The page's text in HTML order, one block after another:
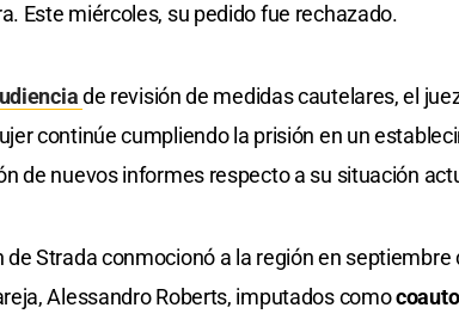
Este miércoles, su pedido fue rechazado.
de revisión de medidas cautelares, el
continúe cumpliendo la prisión en un
de nuevos informes respecto a su situación
de Strada conmocionó a la región en septiembre
Alessandro Roberts, imputados como